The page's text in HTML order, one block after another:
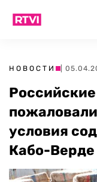
НОВОСТИ |
условия
Кабо-Верде